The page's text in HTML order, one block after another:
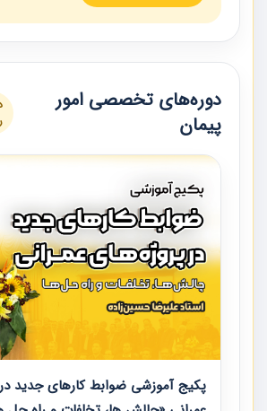
دوره‌های تخصصی امور
پیمان
پکیج آموزشی ضوابط کارهای جدید